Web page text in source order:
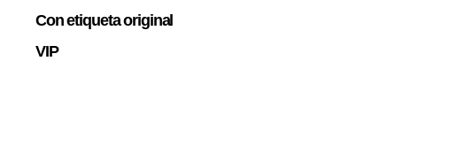
Con etiqueta original
VIP